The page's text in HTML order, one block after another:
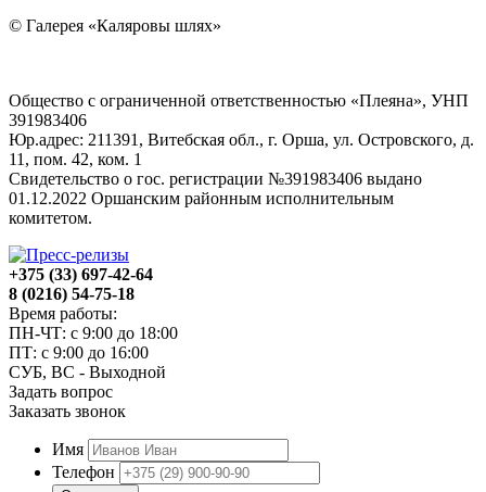
© Галерея «Каляровы шлях»
Общество с ограниченной ответственностью «Плеяна», УНП
391983406
Юр.адрес: 211391, Витебская обл., г. Орша, ул. Островского, д.
11, пом. 42, ком. 1
Свидетельство о гос. регистрации №391983406 выдано
01.12.2022 Оршанским районным исполнительным
комитетом.
+375 (33) 697-42-64
8 (0216) 54-75-18
Время работы:
ПН-ЧТ: с 9:00 до 18:00
ПТ: с 9:00 до 16:00
СУБ, ВС - Выходной
Задать вопрос
Заказать звонок
Имя
Телефон